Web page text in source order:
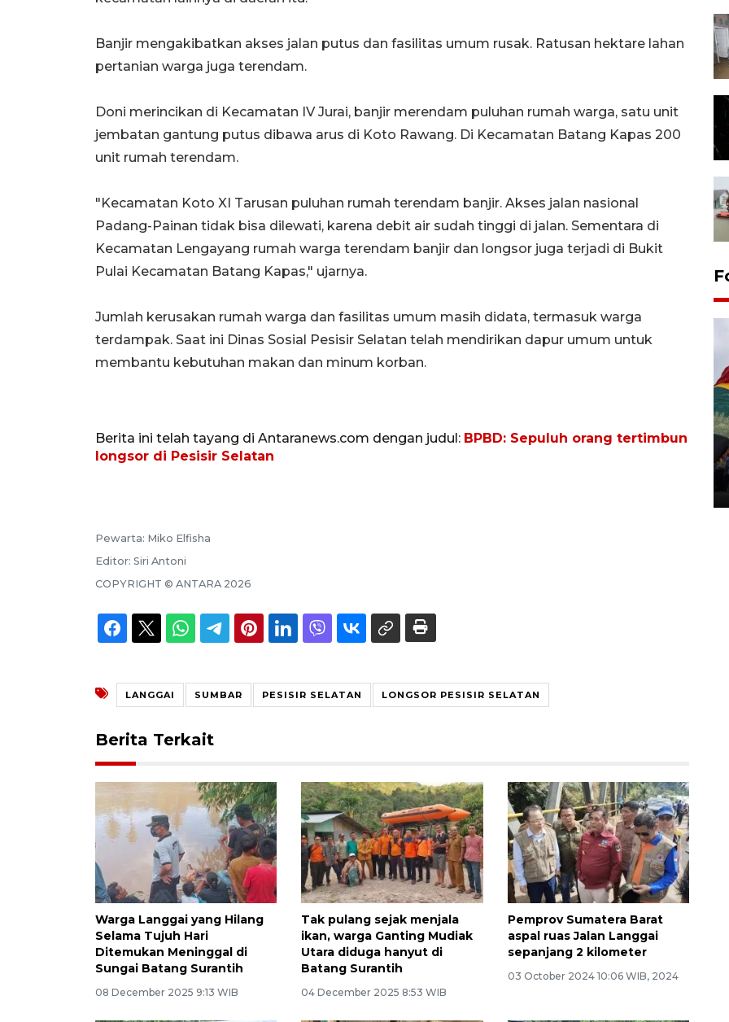
Banjir mengakibatkan akses jalan putus dan fasilitas umum rusak. Ratusan hektare lahan
pertanian warga juga terendam.
Doni merincikan di Kecamatan IV Jurai, banjir merendam puluhan rumah warga, satu unit
jembatan gantung putus dibawa arus di Koto Rawang. Di Kecamatan Batang Kapas 200
unit rumah terendam.
"Kecamatan Koto XI Tarusan puluhan rumah terendam banjir. Akses jalan nasional
Padang-Painan tidak bisa dilewati, karena debit air sudah tinggi di jalan. Sementara di
Kecamatan Lengayang rumah warga terendam banjir dan longsor juga terjadi di Bukit
Pulai Kecamatan Batang Kapas," ujarnya.
Jumlah kerusakan rumah warga dan fasilitas umum masih didata, termasuk warga
terdampak. Saat ini Dinas Sosial Pesisir Selatan telah mendirikan dapur umum untuk
membantu kebutuhan makan dan minum korban.
Berita ini telah tayang di Antaranews.com dengan judul: BPBD: Sepuluh orang tertimbun
longsor di Pesisir Selatan
Pewarta: Miko Elfisha
Editor: Siri Antoni
COPYRIGHT © ANTARA 2026
LANGGAI SUMBAR PESISIR SELATAN LONGSOR PESISIR SELATAN
Berita Terkait
Warga Langgai yang Hilang
Selama Tujuh Hari
Ditemukan Meninggal di
Sungai Batang Surantih
08 December 2025 9:13 WIB
Tak pulang sejak menjala
ikan, warga Ganting Mudiak
Utara diduga hanyut di
Batang Surantih
04 December 2025 8:53 WIB
Pemprov Sumatera Barat
aspal ruas Jalan Langgai
sepanjang 2 kilometer
03 October 2024 10:06 WIB, 2024
Penggantian konstruksi jalan